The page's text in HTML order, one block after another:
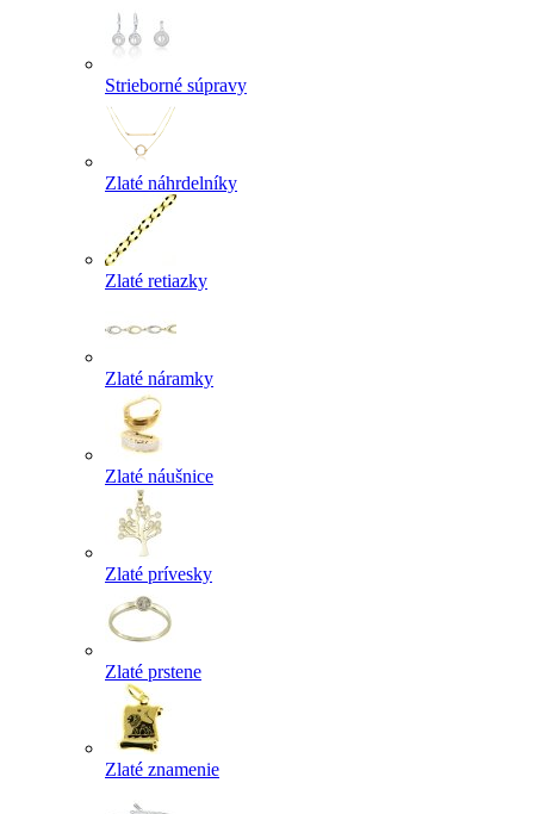
Strieborné súpravy
Zlaté náhrdelníky
Zlaté retiazky
Zlaté náramky
Zlaté náušnice
Zlaté prívesky
Zlaté prstene
Zlaté znamenie